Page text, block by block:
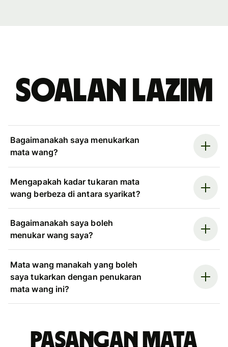
Soalan Lazim
Bagaimanakah saya menukarkan
mata wang?
Mengapakah kadar tukaran mata
wang berbeza di antara syarikat?
Bagaimanakah saya boleh
menukar wang saya?
Mata wang manakah yang boleh
saya tukarkan dengan penukaran
mata wang ini?
Pasangan mata